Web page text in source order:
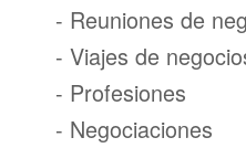
- Reuniones de
- Viajes de
- Profesiones
- Negociaciones